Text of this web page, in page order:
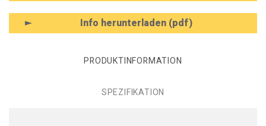
Info herunterladen (pdf)
PRODUKTINFORMATION
SPEZIFIKATION